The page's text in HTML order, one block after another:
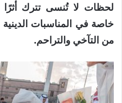
لحظات لا تُنسى تترك
خاصة في المناسبات
من التآخي والتراحم.